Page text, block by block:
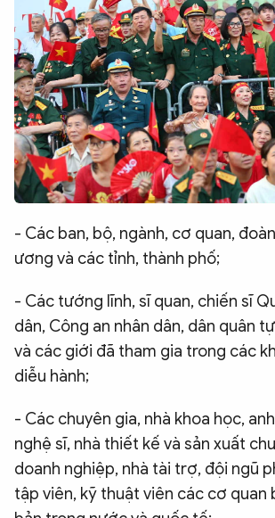
- Các ban, bộ, ngành, cơ quan,
ương và các tỉnh, thành phố;
- Các tướng lĩnh, sĩ quan, chiến sĩ
dân, Công an nhân dân, dân quân
và các giới đã tham gia trong các
diễu hành;
- Các chuyên gia, nhà khoa học,
nghệ sĩ, nhà thiết kế và sản xuất
doanh nghiệp, nhà tài trợ, đội ngũ
tập viên, kỹ thuật viên các cơ quan